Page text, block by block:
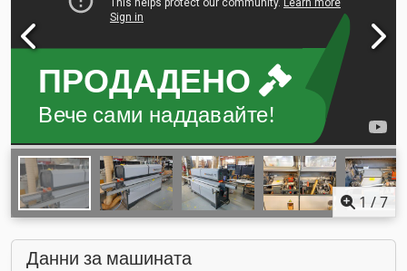
ПРОДАДЕНО
Вече сами наддавайте!
1 /7
Данни за машината